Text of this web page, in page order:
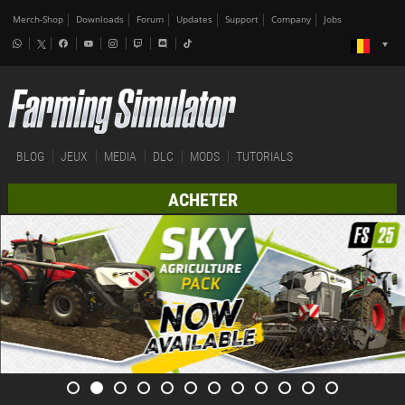
Merch-Shop Downloads Forum Updates Support Company Jobs
BLOG JEUX MEDIA DLC MODS TUTORIALS
ACHETER